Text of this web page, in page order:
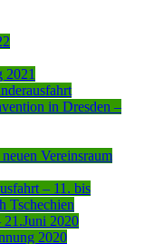
2021
in Dresden –
Vereinsraum
– 11. bis
Tschechien
21.Juni 2020
2020